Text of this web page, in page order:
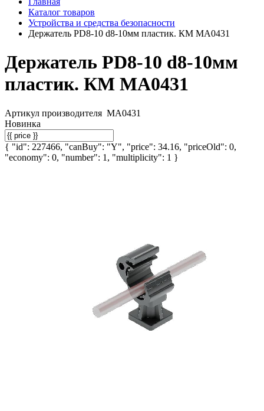
Каталог товаров
Устройства и средства безопасности
Держатель PD8-10 d8-10мм пластик. КМ MA0431
Держатель PD8-10 d8-10мм
пластик. КМ MA0431
Артикул производителя MA0431
Новинка
{ "id": 227466, "canBuy": "Y", "price": 34.16, "priceOld": 0,
"economy": 0, "number": 1, "multiplicity": 1 }